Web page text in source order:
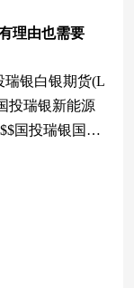
理由也需要
瑞银白银期货(L
投瑞银新能源
国投瑞银国家